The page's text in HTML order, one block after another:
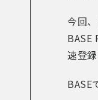
今回
BASE
速登
BASE